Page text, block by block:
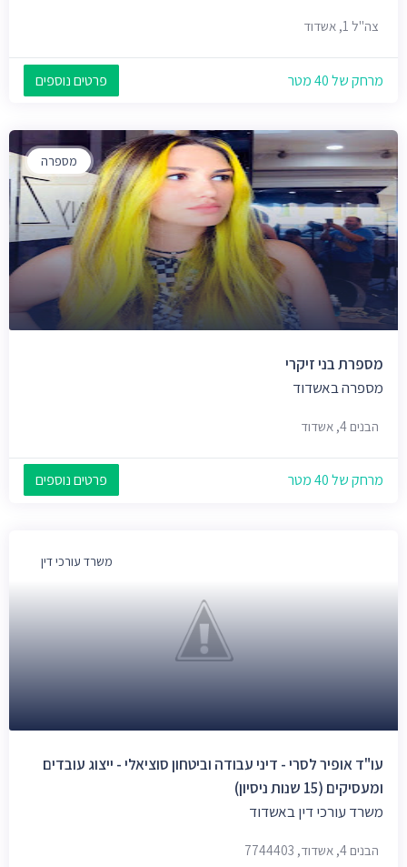
צה"ל 1, אשדוד
מרחק של 40 מטר פרטים נוספים
מספרה
מספרת בני זיקרי
מספרה באשדוד
הבנים 4, אשדוד
מרחק של 40 מטר פרטים נוספים
משרד עורכי דין
עו"ד אופיר לסרי - דיני עבודה וביטחון סוציאלי - ייצוג עובדים
ומעסיקים (15 שנות ניסיון)
משרד עורכי דין באשדוד
הבנים 4, אשדוד, 7744403